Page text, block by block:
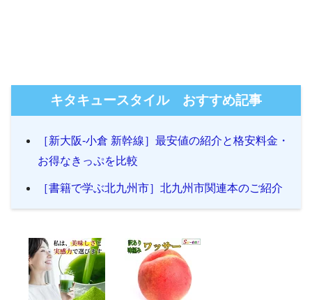
キタキュースタイル おすすめ記事
［新大阪-小倉 新幹線］最安値の紹介と格安料金・
お得なきっぷを比較
［書籍で学ぶ北九州市］北九州市関連本のご紹介